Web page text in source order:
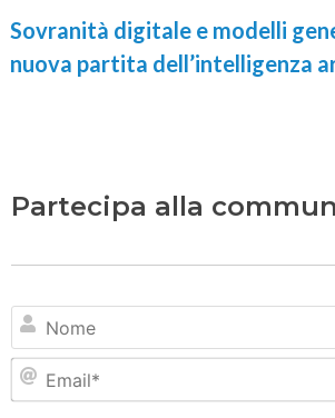
Sovranità digitale e modelli
nuova partita dell’intelligenza
Partecipa alla